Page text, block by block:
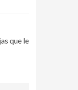
que le